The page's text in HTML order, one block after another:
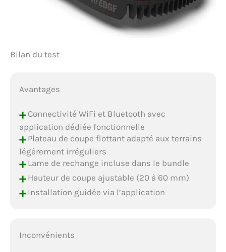
Bilan du test
Avantages
+Connectivité WiFi et Bluetooth avec
application dédiée fonctionnelle
+Plateau de coupe flottant adapté aux terrains
légèrement irréguliers
+Lame de rechange incluse dans le bundle
+Hauteur de coupe ajustable (20 à 60 mm)
+Installation guidée via l’application
Inconvénients